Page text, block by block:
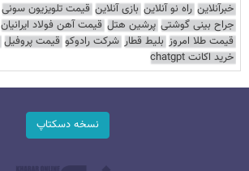
خبرآنلاین راه نو آنلاین بازی آنلاین قیمت تلویزیون سونی
جراح بینی گوشتی پرشین هتل قیمت آهن فولاد ایرانیان
قیمت طلا امروز بلیط قطار شرکت رادوکو قیمت پروفیل
خرید اکانت chatgpt
نسخه دسکتاپ